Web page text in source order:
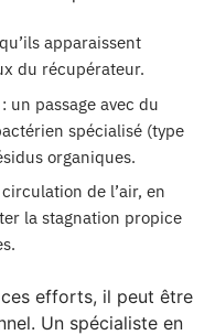
apparaissent
du récupérateur.
: un passage avec du
spécialisé (type
organiques.
de l’air, en
la stagnation propice
ces efforts, il peut être
Un spécialiste en